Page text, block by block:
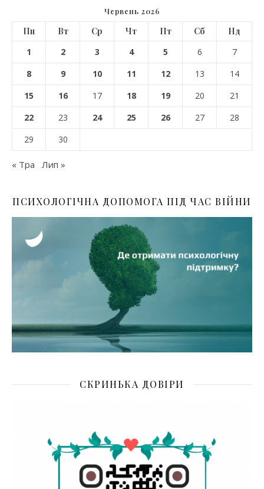
Червень 2026
Пн Вт Ср Чт Пт Сб
Нд
1
2 3 4 5 6
7
8
9 10 11 12 13
14
15
16 17 18 19 20
21
22
23 24 25 26 27
28
29
30
« Тра Лип »
ПСИХОЛОГІЧНА ДОПОМОГА ПІД ЧАС ВІЙНИ
СКРИНЬКА ДОВІРИ